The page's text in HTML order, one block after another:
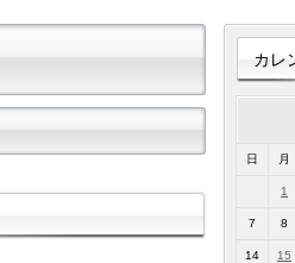
カレ
日 月
1
7 8
14 15